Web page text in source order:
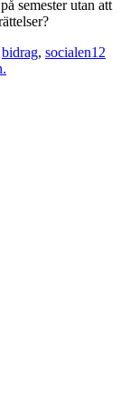
semester utan att
bidrag, socialen12